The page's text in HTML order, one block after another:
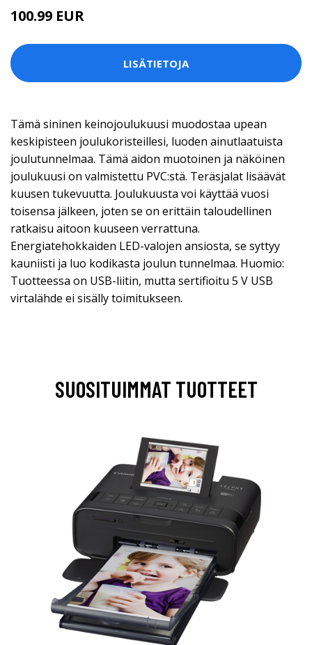
100.99 EUR
LISÄTIETOJA
Tämä sininen keinojoulukuusi muodostaa upean
keskipisteen joulukoristeillesi, luoden ainutlaatuista
joulutunnelmaa. Tämä aidon muotoinen ja näköinen
joulukuusi on valmistettu PVC:stä. Teräsjalat lisäävät
kuusen tukevuutta. Joulukuusta voi käyttää vuosi
toisensa jälkeen, joten se on erittäin taloudellinen
ratkaisu aitoon kuuseen verrattuna.
Energiatehokkaiden LED-valojen ansiosta, se syttyy
kauniisti ja luo kodikasta joulun tunnelmaa. Huomio:
Tuotteessa on USB-liitin, mutta sertifioitu 5 V USB
virtalähde ei sisälly toimitukseen.
SUOSITUIMMAT TUOTTEET